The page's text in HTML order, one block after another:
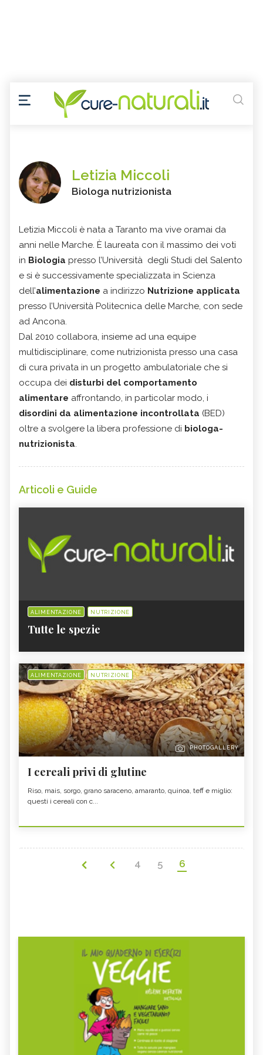
Letizia Miccoli
Biologa nutrizionista
Letizia Miccoli è nata a Taranto ma vive oramai da
anni nelle Marche. È laureata con il massimo dei voti
in Biologia presso l’Università degli Studi del Salento
e si è successivamente specializzata in Scienza
dell’alimentazione a indirizzo Nutrizione applicata
presso l’Università Politecnica delle Marche, con sede
ad Ancona.
Dal 2010 collabora, insieme ad una equipe
multidisciplinare, come nutrizionista presso una casa
di cura privata in un progetto ambulatoriale che si
occupa dei disturbi del comportamento
alimentare affrontando, in particolar modo, i
disordini da alimentazione incontrollata (BED)
oltre a svolgere la libera professione di biologa-
nutrizionista.
Articoli e Guide
ALIMENTAZIONE NUTRIZIONE
Tutte le spezie
ALIMENTAZIONE NUTRIZIONE
PHOTOGALLERY
I cereali privi di glutine
Riso, mais, sorgo, grano saraceno, amaranto, quinoa, teff e miglio:
questi i cereali con c...
4 5 6